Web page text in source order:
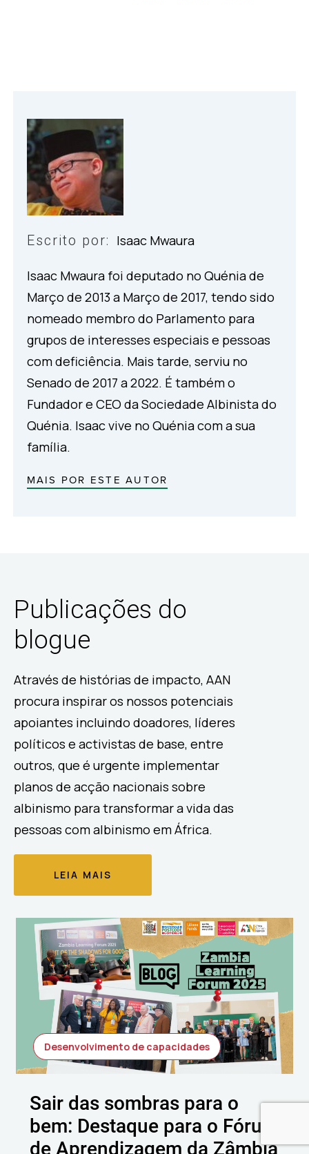
Escrito por: Isaac Mwaura
Isaac Mwaura foi deputado no Quénia de
Março de 2013 a Março de 2017, tendo sido
nomeado membro do Parlamento para
grupos de interesses especiais e pessoas
com deficiência. Mais tarde, serviu no
Senado de 2017 a 2022. É também o
Fundador e CEO da Sociedade Albinista do
Quénia. Isaac vive no Quénia com a sua
família.
MAIS POR ESTE AUTOR
Publicações do
blogue
Através de histórias de impacto, AAN
procura inspirar os nossos potenciais
apoiantes incluindo doadores, líderes
políticos e activistas de base, entre
outros, que é urgente implementar
planos de acção nacionais sobre
albinismo para transformar a vida das
pessoas com albinismo em África.
LEIA MAIS
Desenvolvimento de capacidades
Sair das sombras para o
bem: Destaque para o Fórum
de Aprendizagem da Zâmbia